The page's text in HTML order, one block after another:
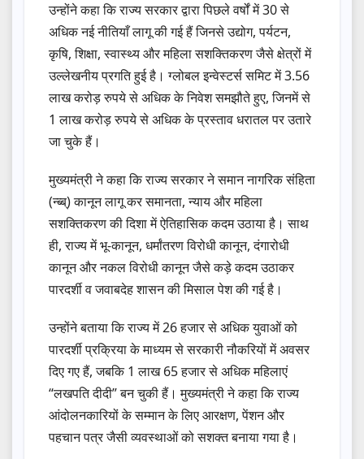
उन्होंने कहा कि राज्य सरकार द्वारा पिछले वर्षों में 30 से
अधिक नई नीतियाँ लागू की गई हैं जिनसे उद्योग, पर्यटन,
कृषि, शिक्षा, स्वास्थ्य और महिला सशक्तिकरण जैसे क्षेत्रों में
उल्लेखनीय प्रगति हुई है। ग्लोबल इन्वेस्टर्स समिट में 3.56
लाख करोड़ रुपये से अधिक के निवेश समझौते हुए, जिनमें से
1 लाख करोड़ रुपये से अधिक के प्रस्ताव धरातल पर उतारे
जा चुके हैं।
मुख्यमंत्री ने कहा कि राज्य सरकार ने समान नागरिक संहिता
(न्ब्ब्) कानून लागू कर समानता, न्याय और महिला
सशक्तिकरण की दिशा में ऐतिहासिक कदम उठाया है। साथ
ही, राज्य में भू-कानून, धर्मांतरण विरोधी कानून, दंगारोधी
कानून और नकल विरोधी कानून जैसे कड़े कदम उठाकर
पारदर्शी व जवाबदेह शासन की मिसाल पेश की गई है।
उन्होंने बताया कि राज्य में 26 हजार से अधिक युवाओं को
पारदर्शी प्रक्रिया के माध्यम से सरकारी नौकरियों में अवसर
दिए गए हैं, जबकि 1 लाख 65 हजार से अधिक महिलाएं
“लखपति दीदी” बन चुकी हैं। मुख्यमंत्री ने कहा कि राज्य
आंदोलनकारियों के सम्मान के लिए आरक्षण, पेंशन और
पहचान पत्र जैसी व्यवस्थाओं को सशक्त बनाया गया है।